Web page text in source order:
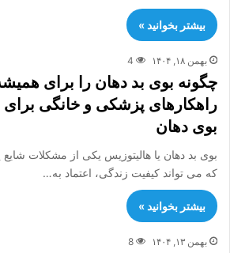
بیشتر بخوانید »
بهمن ۱۸, ۱۴۰۴ 4
چگونه بوی بد دهان را برای
راهکارهای پزشکی و خانگی
بوی دهان
بوی بد دهان یا هالیتوزیس یکی از مشکلات
که می تواند کیفیت زندگی، اعتماد به…
بیشتر بخوانید »
بهمن ۱۳, ۱۴۰۴ 8